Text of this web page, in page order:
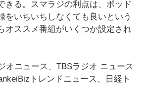
きる。スマラジの利点は、ポッド
をいちいちしなくても良いという
オススメ番組がいくつか設定され
オニュース、TBSラジオ ニュース
トレンドニュース、日経ト